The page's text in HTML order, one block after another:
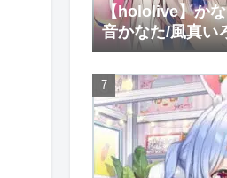
【hololive】か
音かなた/風真い